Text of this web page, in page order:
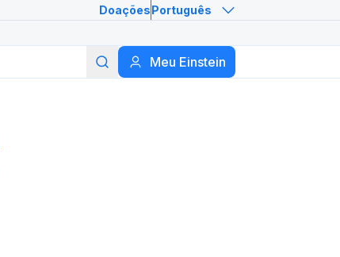
DoaçõesPortuguês
Meu Einstein
Buscar